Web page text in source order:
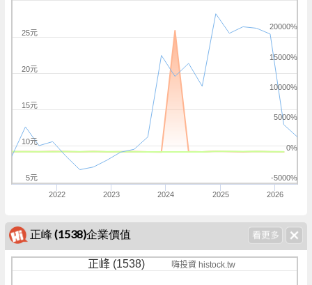
2022 2023 2024 2025 2026
-5000%
0%
5000%
10000%
15000%
20000%
5元
10元
15元
20元
25元
正峰 (1538)企業價值
正峰 (1538) 嗨投資 histock.tw